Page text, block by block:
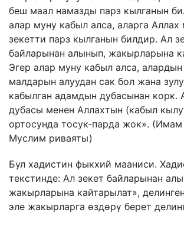
беш маал намазды парз кылганын
алар муну кабыл алса, аларга
зекетти парз кылганын билдир. Ал
байларынан алынып, жакырларына
Эгер алар муну кабыл алса,
малдарын алуудан сак бол жана
кабылган адамдын дубасынан корк.
дубасы менен Аллахтын (кабыл
ортосунда тосук-парда жок».
Муслим риваяты)
Бул хадистин фыкхий мааниси.
текстинде: Ал зекет байларынан
жакырларына кайтарылат»,
эле жакырларга өздөрү берет